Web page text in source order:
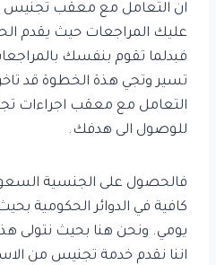
ان التعامل مع معقب تجنيس
عليك المراجعات حيث يقدم
فبدلما تقوم بنفسك
تسير وتجي هذة الخطوة قد
التعامل مع معقب
للوصول الى هدفك.
فالحصول على الجنسية
كافية في الدوائر الحكومية
يومي. ونحن هنا بحيث نتولى
اننا نقدم خدمة تجنيس من